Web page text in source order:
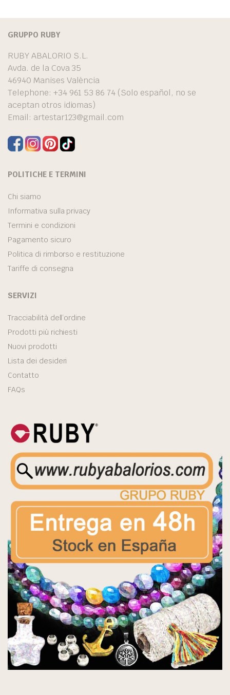
GRUPPO RUBY
RUBY ABALORIO S.L.
Avda. de la Cova 35
46940 Manises València
Telephone: +34 961 53 86 74 (Solo español, no se
aceptan otros idiomas)
Email: artestar123@gmail.com
POLITICHE E TERMINI
Chi siamo
Informativa sulla privacy
Termini e condizioni
Pagamento sicuro
Politica di rimborso e restituzione
Tariffe di consegna
SERVIZI
Tracciabilità dell’ordine
Prodotti più richiesti
Nuovi prodotti
Lista dei desideri
Contatto
FAQs